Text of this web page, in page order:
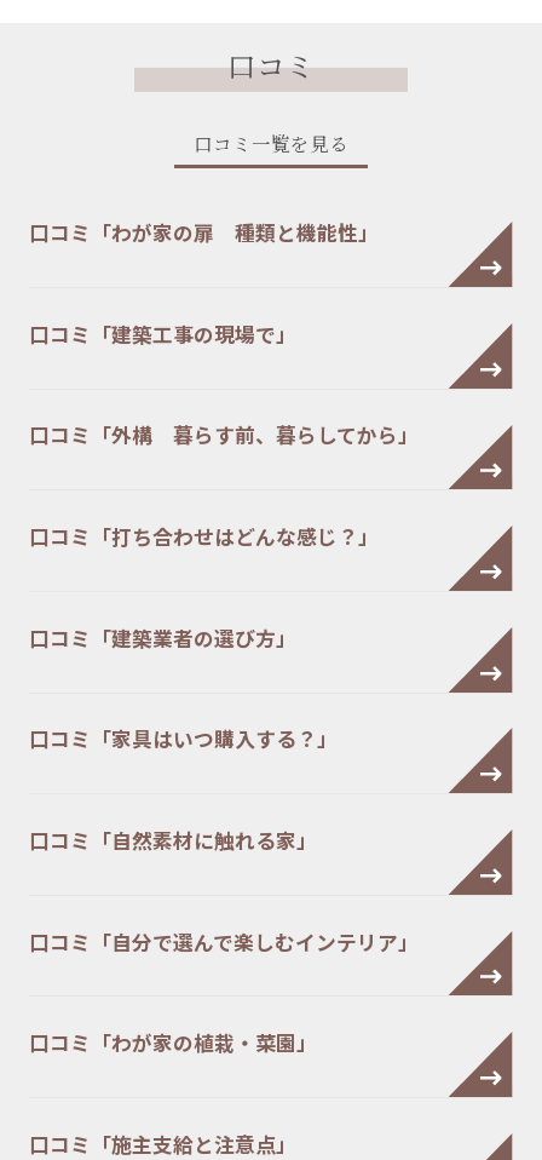
口コミ
口コミ一覧を見る
口コミ「わが家の扉 種類と機能性」
口コミ「建築工事の現場で」
口コミ「外構 暮らす前、暮らしてから」
口コミ「打ち合わせはどんな感じ？」
口コミ「建築業者の選び方」
口コミ「家具はいつ購入する？」
口コミ「自然素材に触れる家」
口コミ「自分で選んで楽しむインテリア」
口コミ「わが家の植栽・菜園」
口コミ「施主支給と注意点」